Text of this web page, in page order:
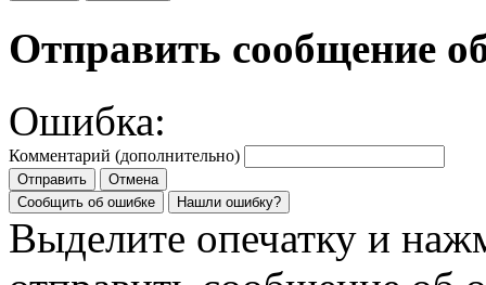
Отправить сообщение
Ошибка:
Комментарий (дополнительно)
Отправить
Отмена
Сообщить об ошибке
Нашли ошибку?
Выделите опечатку и